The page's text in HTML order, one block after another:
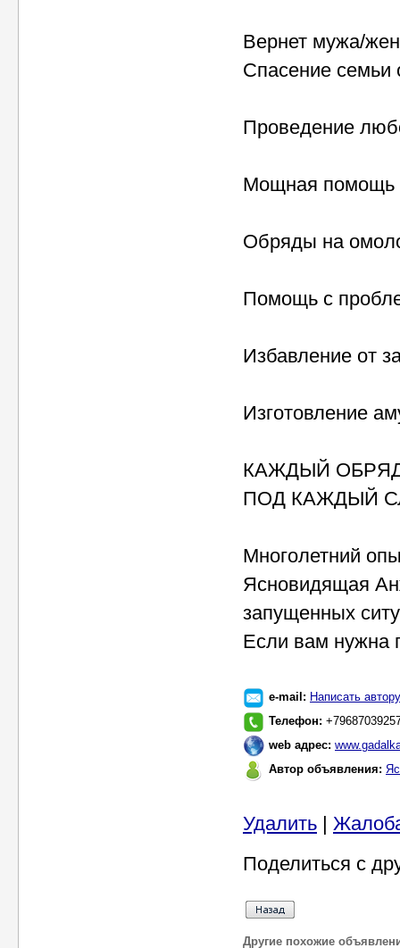
Вернет мужа/
Спасение семьи
Проведение
Мощная помощь
Обряды на
Помощь с
Избавление от
Изготовление
КАЖДЫЙ
ПОД КАЖДЫЙ
Многолетний
Ясновидящая
запущенных
Если вам нужна
e-mail: Написать автору
Телефон:
web адрес:
Автор объявления:
Удалить |
Поделиться с
Другие похожие